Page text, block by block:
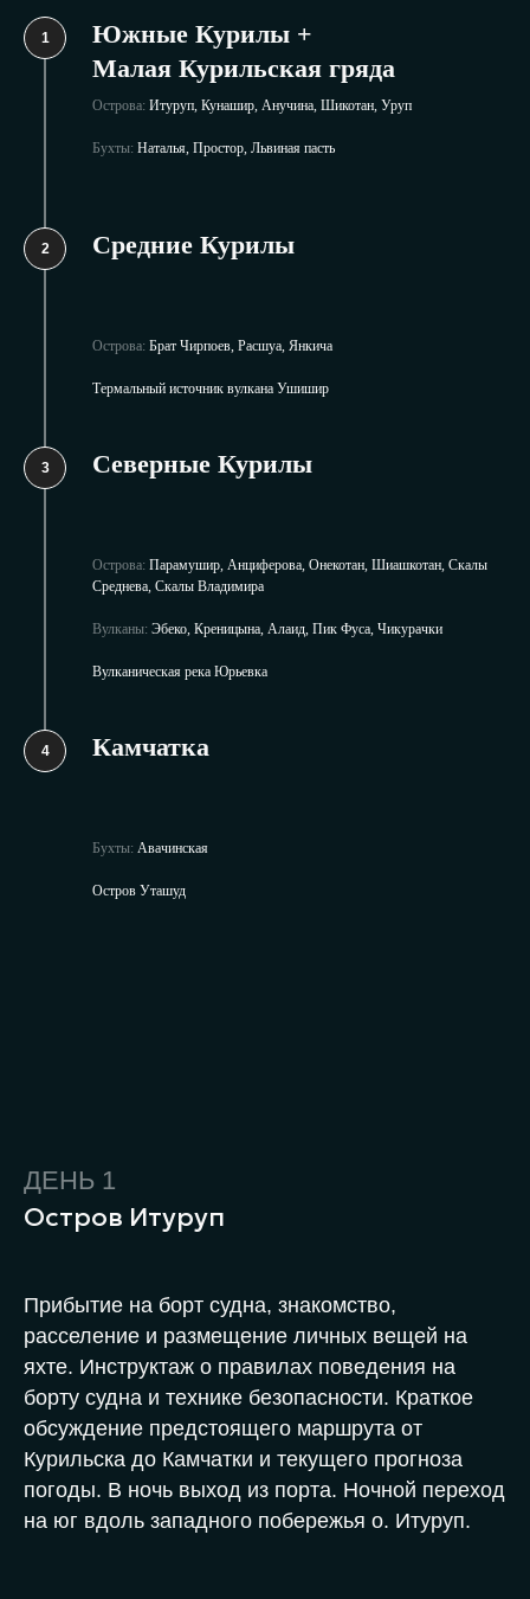
Южные Курилы +
Малая Курильская гряда
Острова: Итуруп, Кунашир, Анучина, Шикотан, Уруп
Бухты: Наталья, Простор, Львиная пасть
Средние Курилы
Острова: Брат Чирпоев, Расшуа, Янкича
Термальный источник вулкана Ушишир
Северные Курилы
Острова: Парамушир, Анциферова, Онекотан, Шиашкотан, Скалы
Среднева, Скалы Владимира
Вулканы: Эбеко, Креницына, Алаид, Пик Фуса, Чикурачки
Вулканическая река Юрьевка
Камчатка
Бухты: Авачинская
Остров Уташуд
ДЕНЬ 1
Остров Итуруп
Прибытие на борт судна, знакомство,
расселение и размещение личных вещей на
яхте. Инструктаж о правилах поведения на
борту судна и технике безопасности. Краткое
обсуждение предстоящего маршрута от
Курильска до Камчатки и текущего прогноза
погоды. В ночь выход из порта. Ночной переход
на юг вдоль западного побережья о. Итуруп.